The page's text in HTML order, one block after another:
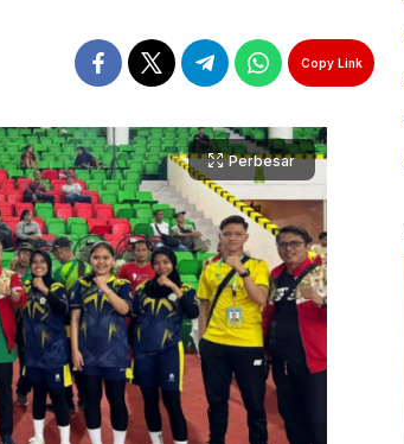
Copy Link
Perbesar